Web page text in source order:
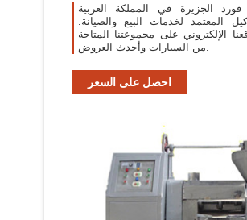
الجزيرة في المملكة العربية
المعتمد لخدمات البيع والصيانة.
الإلكتروني على مجموعتنا المتاحة
من السيارات وأحدث العروض.
احصل على السعر